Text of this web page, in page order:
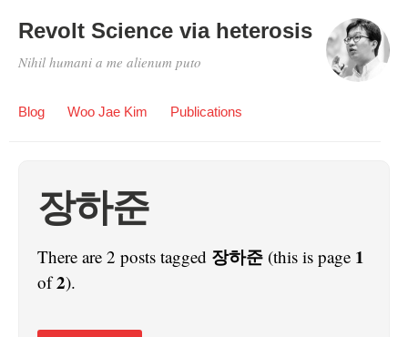
Revolt Science via heterosis
Nihil humani a me alienum puto
Blog Woo Jae Kim Publications
장하준
There are 2 posts tagged 장하준 (this is page 1
of2).